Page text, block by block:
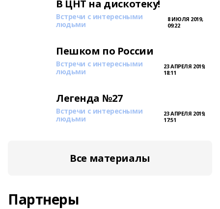
В ЦНТ на дискотеку!
Встречи с интересными
людьми
8 ИЮЛЯ 2019,
09:22
Пешком по России
Встречи с интересными
людьми
23 АПРЕЛЯ 2019,
18:11
Легенда №27
Встречи с интересными
людьми
23 АПРЕЛЯ 2019,
17:51
Все материалы
Партнеры